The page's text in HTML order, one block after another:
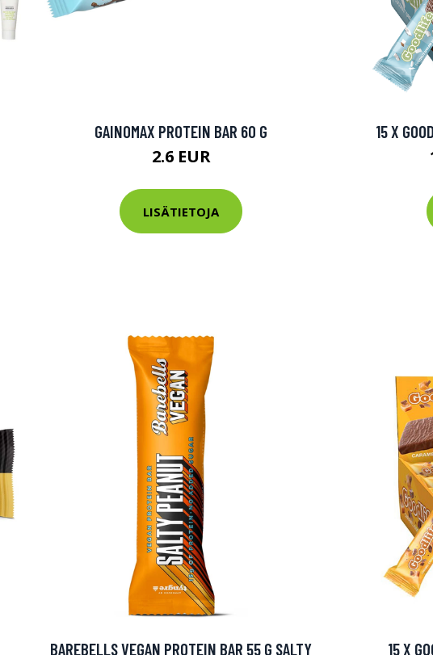
GAINOMAX PROTEIN BAR 60 G
2.6 EUR
LISÄTIETOJA
15 X
BAREBELLS VEGAN PROTEIN BAR 55 G SALTY
15 X
tuotteet -20 %!